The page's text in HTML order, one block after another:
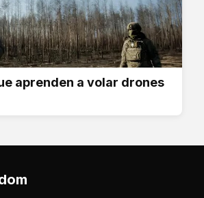
aprenden a volar drones